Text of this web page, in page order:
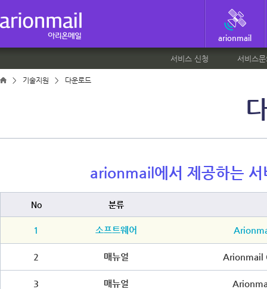
arionmail
서비스 신청 서비스문
> 기술지원 > 다운로드
arionmail에서 제공하는 서
No 분류
1 소프트웨어
2 매뉴얼 Arionmail
3 매뉴얼